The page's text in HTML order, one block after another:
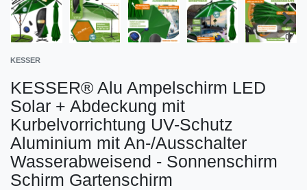
KESSER
KESSER® Alu Ampelschirm LED
Solar + Abdeckung mit
Kurbelvorrichtung UV-Schutz
Aluminium mit An-/Ausschalter
Wasserabweisend - Sonnenschirm
Schirm Gartenschirm